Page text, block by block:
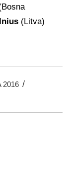
(Litva)
2016